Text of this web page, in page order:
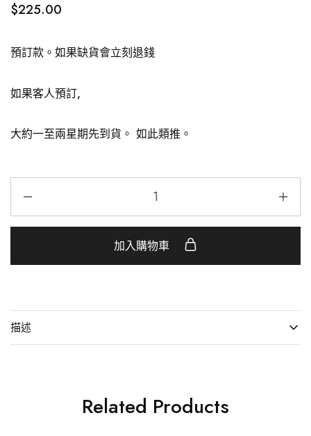
$225.00
預訂款。如果缺貨會立刻退錢
如果客人預訂,
大約一至兩星期先到貨。 如此類推。
加入購物車
描述
Related Products